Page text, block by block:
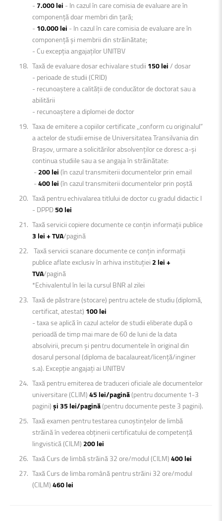
- 7.000 lei - In cazul în care comisia de evaluare are în
componență doar membri din țară;
- 10.000 lei - In cazul în care comisia de evaluare are în
componență şi membrii din străinătate;
- Cu excepția angajaților UNITBV
Taxă de evaluare dosar echivalare studii 150 lei/ dosar
- perioade de studii (CRID)
- recunoaștere a calității de conducător de doctorat sau a
abilitării
- recunoaștere a diplomei de doctor
Taxa de emitere a copiilor certificate ,,conform cu originalul”
a actelor de studii emise de Universitatea Transilvania din
Braşov, urmare a solicitărilor absolvenților ce doresc a-şi
continua studiile sau a se angaja în străinătate:
-200 lei(în cazul transmiterii documentelor prin email
-400 lei(în cazul transmiterii documentelor prin poștă
Taxă pentru echivalarea titlului de doctor cu gradul didactic I
- DPPD50 lei
Taxă servicii copiere documente ce conțin informații publice
3 lei + TVA/pagină
Taxă servicii scanare documente ce conțin informații
publice aflate exclusiv în arhiva instituției2 lei +
TVA/pagină
*Echivalentul în lei la cursul BNR al zilei
Taxă de păstrare (stocare) pentru actele de studiu (diplomă,
certificat, atestat) 100 lei
- taxa se aplică în cazul actelor de studii eliberate după o
perioadă de timp mai mare de 60 de luni de la data
absolvirii, precum și pentru documentele în original din
dosarul personal (diploma de bacalaureat/licență/inginer
s.a). Excepție angajați ai UNITBV
Taxă pentru emiterea de traduceri oficiale ale documentelor
universitare (CLIM)45 lei/pagină(pentru documente 1-3
pagini)și 35 lei/pagină(pentru documente peste 3 pagini).
Taxă examen pentru testarea cunoștințelor de limbă
străină în vederea obținerii certificatului de competență
lingvistică (CILM)200 lei
Taxă Curs de limbă străină 32 ore/modul (CILM)400 lei
Taxă Curs de limba română pentru străini 32 ore/modul
(CILM)460 lei